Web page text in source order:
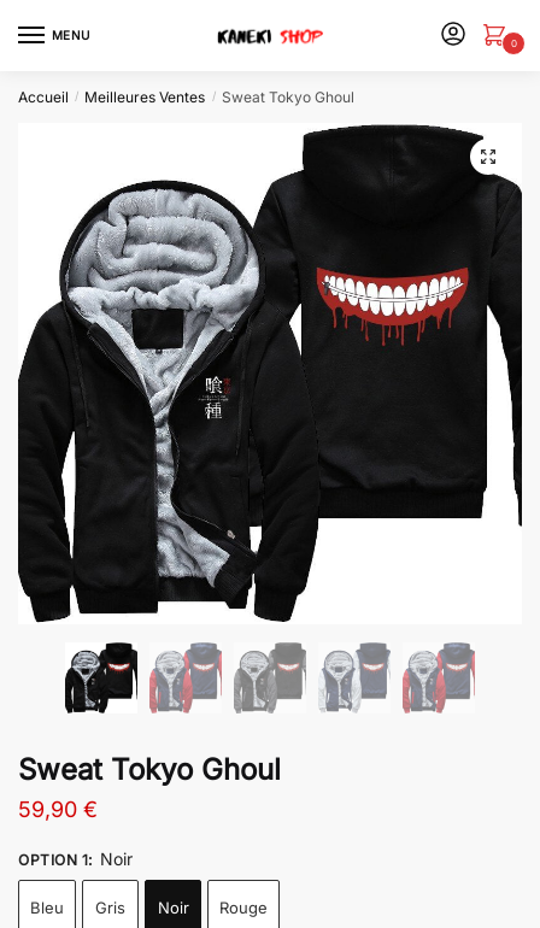
MENU
0
Accueil / Meilleures Ventes / Sweat Tokyo Ghoul
🔍
Sweat Tokyo Ghoul
59,90 €
OPTION 1: Noir
Bleu Gris Noir Rouge